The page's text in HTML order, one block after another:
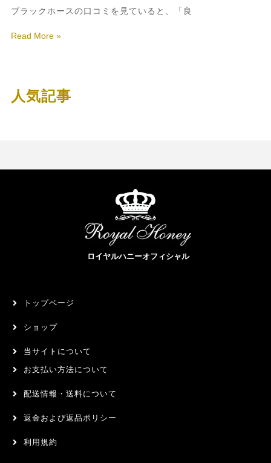
ブラックホースの口コミを見ていると、「良
Read More »
人気記事
ロイヤルハニーオフィシャル
トップページ
ショップ
当サイトについて
お支払い方法について
配送情報・送料について
返金および返品ポリシー
利用規約